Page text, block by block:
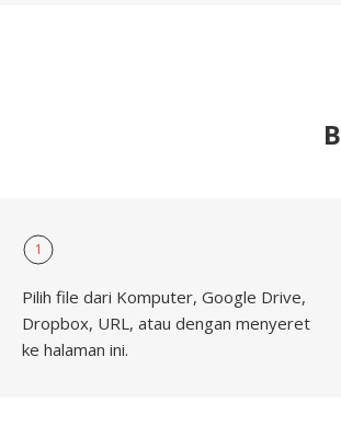
1
Pilih file dari Komputer, Google Drive,
Dropbox, URL, atau dengan menyeret
ke halaman ini.